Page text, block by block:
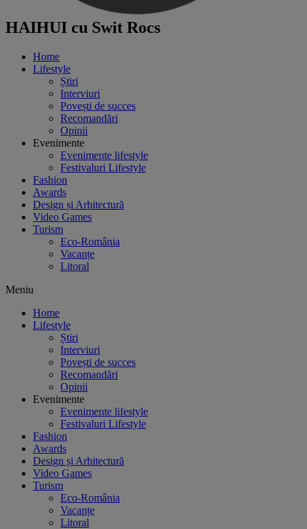
HAIHUI cu Swit Rocs
Home
Lifestyle
Știri
Interviuri
Povești de succes
Recomandări
Opinii
Evenimente
Evenimente lifestyle
Festivaluri Lifestyle
Fashion
Awards
Design și Arhitectură
Video Games
Turism
Eco-România
Vacanțe
Litoral
Meniu
Home
Lifestyle
Știri
Interviuri
Povești de succes
Recomandări
Opinii
Evenimente
Evenimente lifestyle
Festivaluri Lifestyle
Fashion
Awards
Design și Arhitectură
Video Games
Turism
Eco-România
Vacanțe
Litoral